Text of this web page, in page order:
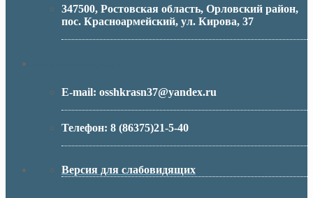
347500, Ростовская область, Орловский район,
пос. Красноармейский, ул. Кирова, 37
E-mail: osshkrasn37@yandex.ru
Телефон: 8 (86375)21-5-40
Версия для слабовидящих